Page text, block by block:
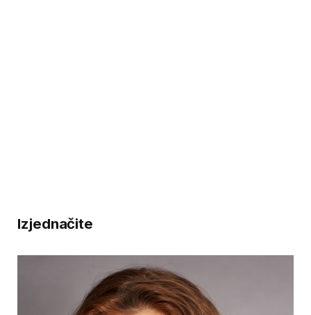
Izjednačite